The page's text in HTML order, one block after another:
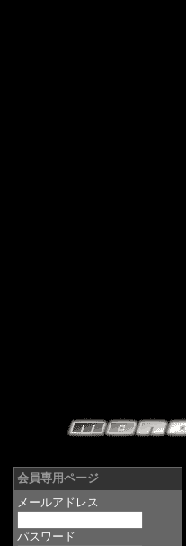
会員専用ページ
メールアドレス
パスワード